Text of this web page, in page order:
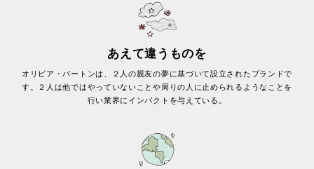
あえて違うものを
オリビア・バートンは、２人の親友の夢に基づいて設立されたブランドで
す。２人は他ではやっていないことや周りの人に止められるようなことを
行い業界にインパクトを与えている。